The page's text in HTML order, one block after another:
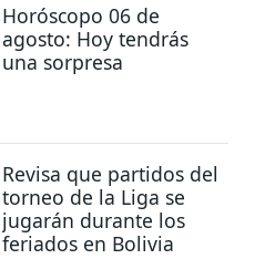
Horóscopo 06 de
agosto: Hoy tendrás
una sorpresa
Revisa que partidos del
torneo de la Liga se
jugarán durante los
feriados en Bolivia